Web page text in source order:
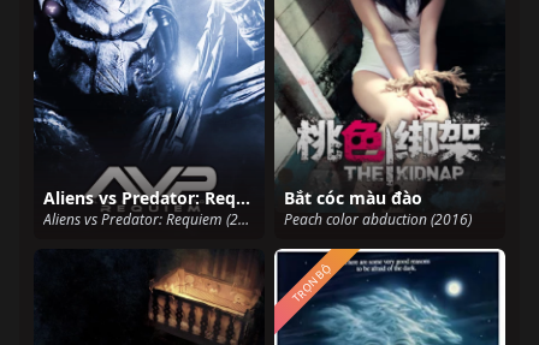
Aliens vs Predator: Requiem
Aliens vs Predator: Requiem (2007)
Bắt cóc màu đào
Peach color abduction (2016)
TRỌN BỘ